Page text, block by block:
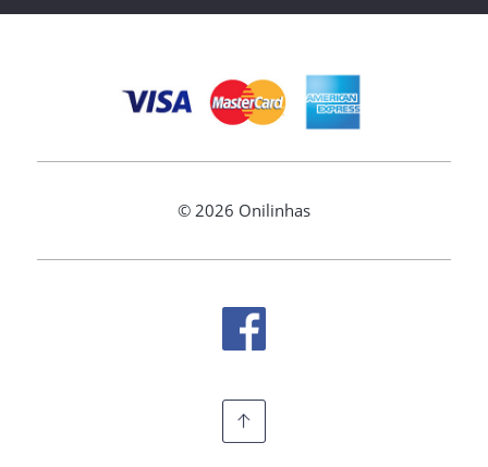
© 2026 Onilinhas